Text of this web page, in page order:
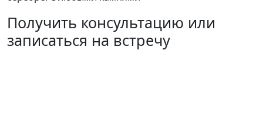
Получить консультацию или
записаться на встречу